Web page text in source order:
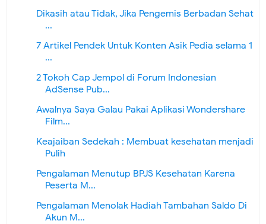
Dikasih atau Tidak, Jika Pengemis Berbadan Sehat
...
7 Artikel Pendek Untuk Konten Asik Pedia selama 1
...
2 Tokoh Cap Jempol di Forum Indonesian
AdSense Pub...
Awalnya Saya Galau Pakai Aplikasi Wondershare
Film...
Keajaiban Sedekah : Membuat kesehatan menjadi
Pulih
Pengalaman Menutup BPJS Kesehatan Karena
Peserta M...
Pengalaman Menolak Hadiah Tambahan Saldo Di
Akun M...